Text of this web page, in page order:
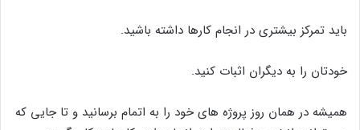
باید تمرکز بیشتری در انجام کارها داشته باشید.
خودتان را به دیگران اثبات کنید.
همیشه در همان روز پروژه های خود را به اتمام برسانید و تا جایی که